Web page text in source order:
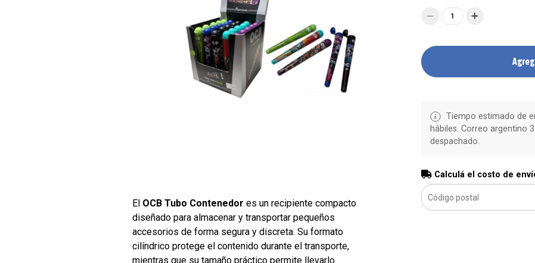
El OCB Tubo Contenedor es un recipiente compacto
diseñado para almacenar y transportar pequeños
accesorios de forma segura y discreta. Su formato
cilíndrico protege el contenido durante el transporte,
mientras que su tamaño práctico permite llevarlo
1
Tiempo estimado de
hábiles. Correo argentino
despachado.
Calculá el costo de